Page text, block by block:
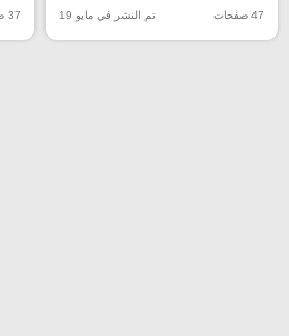
47 صفحات تم النشر في مايو 19 37 صفحات